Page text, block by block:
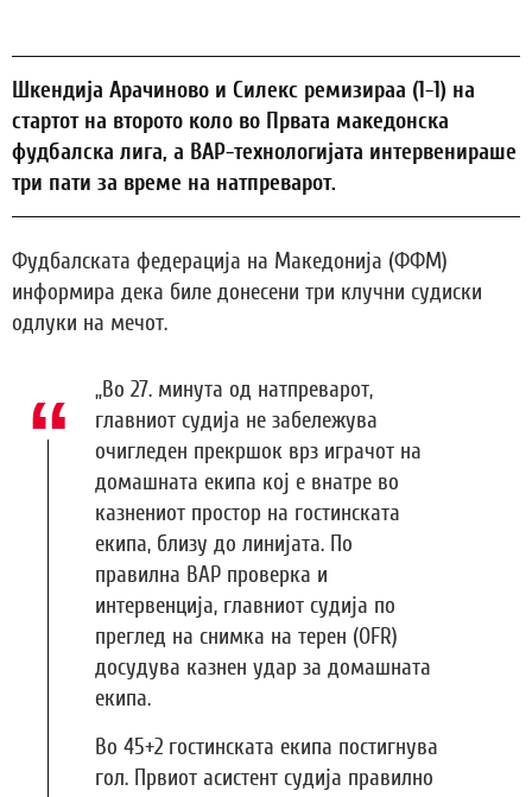
Шкендија Арачиново и Силекс ремизираа (1-1) на
стартот на второто коло во Првата македонска
фудбалска лига, а ВАР-технологијата интервенираше
три пати за време на натпреварот.
Фудбалската федерација на Македонија (ФФМ)
информира дека биле донесени три клучни судиски
одлуки на мечот.
„Во 27. минута од натпреварот,
главниот судија не забележува
очигледен прекршок врз играчот на
домашната екипа кој е внатре во
казнениот простор на гостинската
екипа, близу до линијата. По
правилна ВАР проверка и
интервенција, главниот судија по
преглед на снимка на терен (OFR)
досудува казнен удар за домашната
екипа.
Во 45+2 гостинската екипа постигнува
гол. Првиот асистент судија правилно